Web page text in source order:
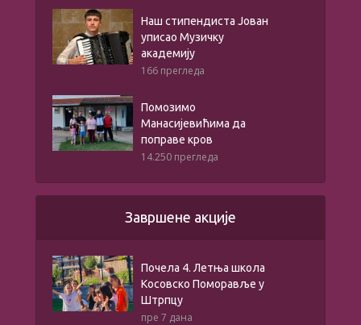
Наш стипендиста Јован
уписао Музичку
академију
166 прегледа
Помозимо
Манасијевићима да
поправе кров
14.250 прегледа
Завршене акције
Почела 4. Летња школа
Косовско Поморавље у
Штрпцу
пре 7 дана